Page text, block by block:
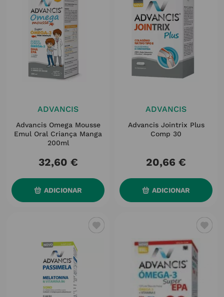
ADVANCIS
Advancis Omega Mousse
Emul Oral Criança Manga
200ml
32,60 €
ADICIONAR
ADVANCIS
Advancis Jointrix Plus
Comp 30
20,66 €
ADICIONAR